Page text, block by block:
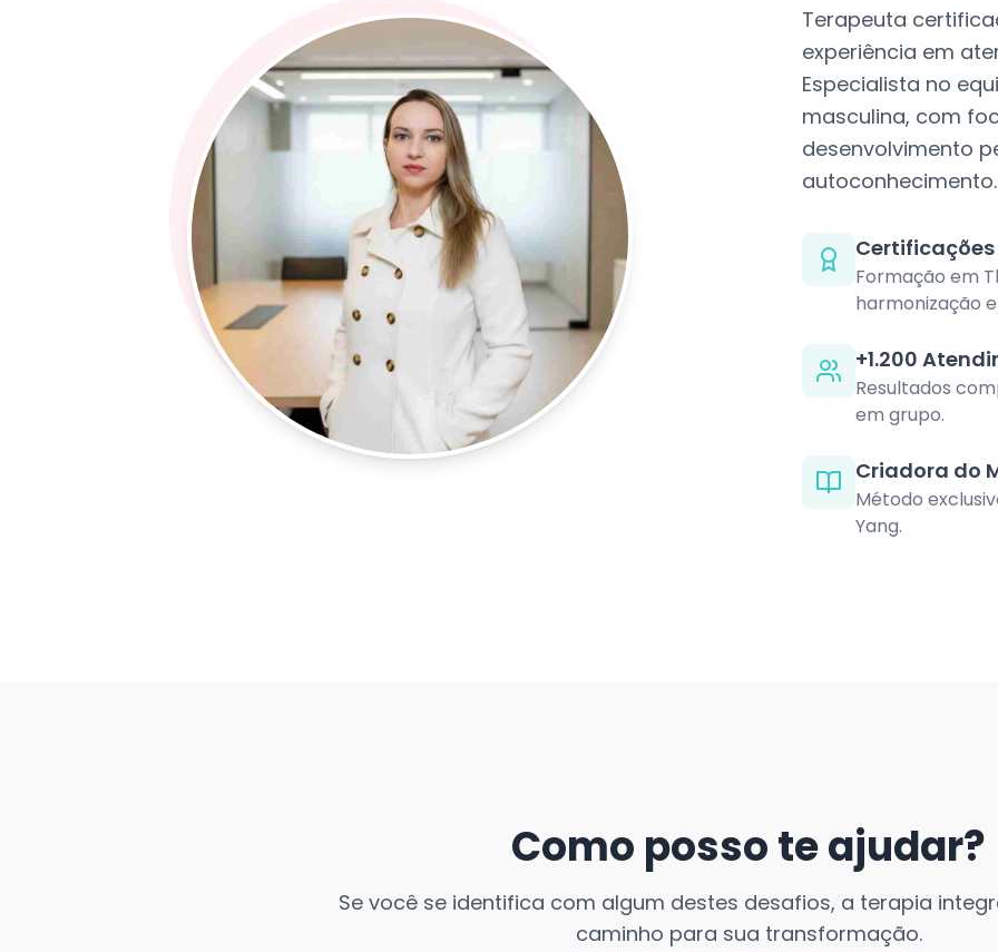
Terapeuta
experiência em
Especialista no
masculina, com
desenvolvimento
autoconhecimento.
Formação em
harmonização
+1.200
Resultados
em grupo.
Criadora do
Método
Yang.
Como posso te ajudar?
Se você se identifica com algum destes desafios, a terapia
caminho para sua transformação.